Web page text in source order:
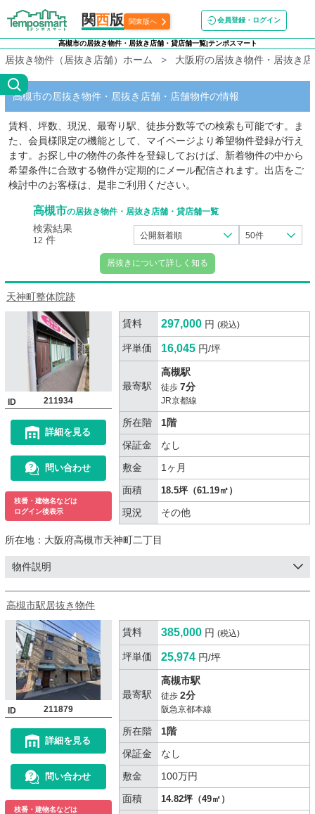
関西版 関東版へ 会員登録・ログイン
高槻市の居抜き物件・居抜き店舗・貸店舗一覧|テンポスマート
居抜き物件（居抜き店舗）ホーム 大阪府の居抜き物件・居抜き
高槻市の居抜き物件・居抜き店舗・店舗物件の情報
賃料、坪数、現況、最寄り駅、徒歩分数等での検索も可能です。ま
た、会員様限定の機能として、マイページより希望物件登録が行え
ます。お探し中の物件の条件を登録しておけば、新着物件の中から
希望条件に合致する物件が定期的にメール配信されます。出店をご
検討中のお客様は、是非ご利用ください。
高槻市の居抜き物件・居抜き店舗・貸店舗一覧
検索結果
12 件 公開新着順 50件
居抜きについて詳しく知る
天神町整体院跡
ID 211934
詳細を見る
問い合わせ
枝番・建物名などは
ログイン後表示
賃料 297,000 円 (税込)
坪単価 16,045 円/坪
最寄駅
高槻駅
徒歩 7分
JR京都線
所在階
1階
保証金
なし
敷金
1ヶ月
面積
18.5坪（61.19㎡）
現況 その他
所在地： 大阪府高槻市天神町二丁目
物件説明
高槻市駅居抜き物件
ID 211879
詳細を見る
問い合わせ
枝番・建物名などは
賃料 385,000 円 (税込)
坪単価 25,974 円/坪
最寄駅
高槻市駅
徒歩 2分
阪急京都本線
所在階
1階
保証金
なし
敷金
100万円
面積
14.82坪（49㎡）